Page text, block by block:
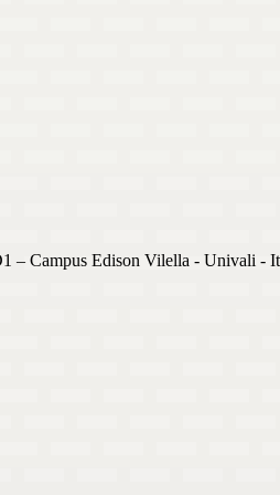
– Campus Edison Vilella - Univali -